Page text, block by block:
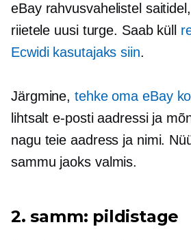
eBay rahvusvahelistel
riietele uusi turge. Saab küll
Ecwidi kasutajaks siin.
Järgmine,tehke oma eBay
lihtsalt e-posti aadressi ja
nagu teie aadress ja nimi.
sammu jaoks valmis.
2. samm: pildistage